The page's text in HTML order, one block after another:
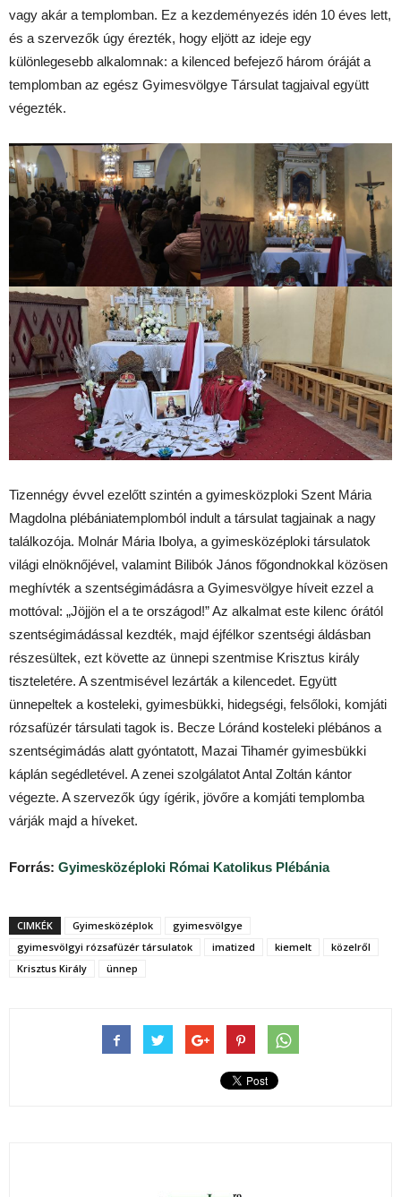
vagy akár a templomban. Ez a kezdeményezés idén 10 éves lett,
és a szervezők úgy érezték, hogy eljött az ideje egy
különlegesebb alkalomnak: a kilenced befejező három óráját a
templomban az egész Gyimesvölgye Társulat tagjaival együtt
végezték.
Tizennégy évvel ezelőtt szintén a gyimesközploki Szent Mária
Magdolna plébániatemplomból indult a társulat tagjainak a nagy
találkozója. Molnár Mária Ibolya, a gyimesközéploki társulatok
világi elnöknőjével, valamint Bilibók János főgondnokkal közösen
meghívték a szentségimádásra a Gyimesvölgye híveit ezzel a
mottóval: „Jöjjön el a te országod!” Az alkalmat este kilenc órától
szentségimádással kezdték, majd éjfélkor szentségi áldásban
részesültek, ezt követte az ünnepi szentmise Krisztus király
tiszteletére. A szentmisével lezárták a kilencedet. Együtt
ünnepeltek a kosteleki, gyimesbükki, hidegségi, felsőloki, komjáti
rózsafüzér társulati tagok is. Becze Lóránd kosteleki plébános a
szentségimádás alatt gyóntatott, Mazai Tihamér gyimesbükki
káplán segédletével. A zenei szolgálatot Antal Zoltán kántor
végezte. A szervezők úgy ígérik, jövőre a komjáti templomba
várják majd a híveket.
Forrás: Gyimesközéploki Római Katolikus Plébánia
CIMKÉK Gyimesközéplok
gyimesvölgye
gyimesvölgyi rózsafüzér társulatok
imatized kiemelt
közelről
Krisztus Király
ünnep